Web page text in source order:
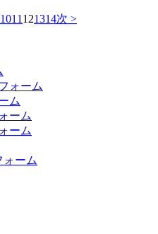
1011 121314次 >
ォーム
ム
ーム
ーム